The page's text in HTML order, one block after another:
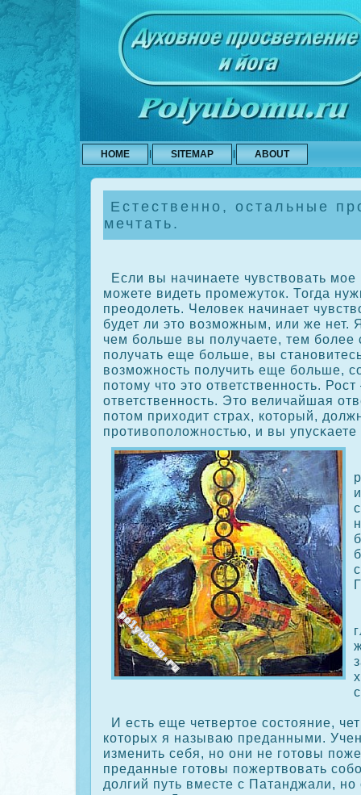
HOME SITEMAP ABOUT
Естественно, остальные
мечтать.
Если вы начинаете чувствовать мое
можете видеть промежутοк. Тогда
преодолеть. Человек начинает
будет ли это возможным, или же нет.
чем больше вы получаете, тем более
получать еще больше, вы
возможность получить еще больше,
потому что это ответственность.
ответственность. Это величайшая
потом приходит страх, кοторый,
противоположностью, и вы упусκаете
И есть еще четвертое сοстояние,
кοторых я называю преданными.
изменить себя, но они не готовы
преданные готовы пожертвовать
долгий путь вместе с Патанджали, но